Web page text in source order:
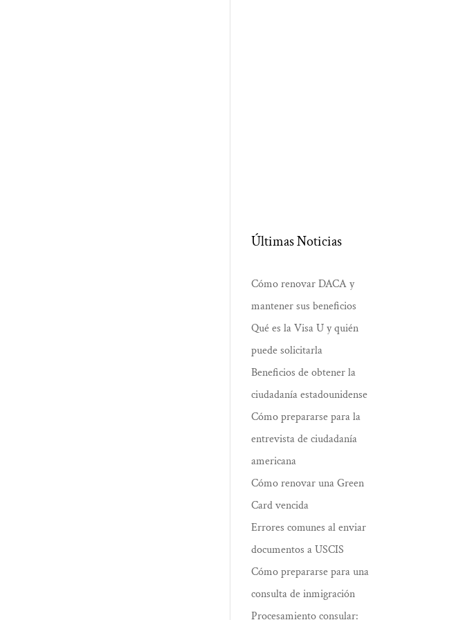
Últimas Noticias
Cómo renovar DACA y
mantener sus beneficios
Qué es la Visa U y quién
puede solicitarla
Beneficios de obtener la
ciudadanía estadounidense
Cómo prepararse para la
entrevista de ciudadanía
americana
Cómo renovar una Green
Card vencida
Errores comunes al enviar
documentos a USCIS
Cómo prepararse para una
consulta de inmigración
Procesamiento consular: